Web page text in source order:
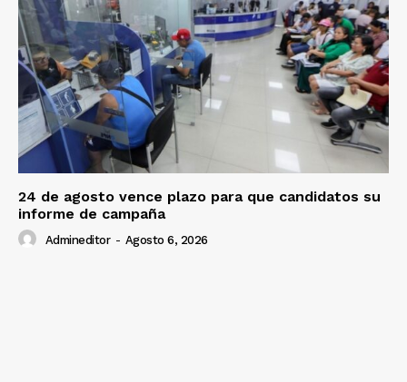
Prensa
24 de agosto vence plazo para que candidatos su
informe de campaña
Admineditor - Agosto 6, 2026